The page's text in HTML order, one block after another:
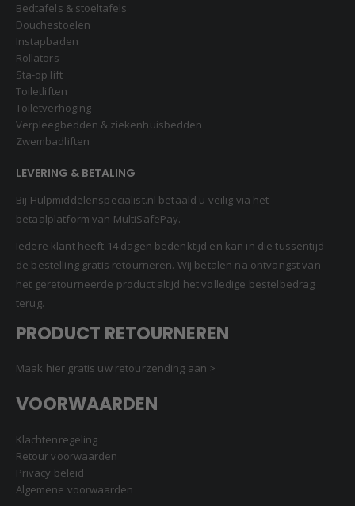
Bedtafels & stoeltafels
Douchestoelen
Instapbaden
Rollators
Sta-op lift
Toiletliften
Toiletverhoging
Verpleegbedden & ziekenhuisbedden
Zwembadliften
LEVERING & BETALING
Bij Hulpmiddelenspecialist.nl betaald u veilig via het
betaalplatform van MultiSafePay.
Iedere klant heeft 14 dagen bedenktijd en kan in die tussentijd
de bestelling gratis retourneren. Wij betalen na ontvangst van
het geretourneerde product altijd het volledige bestelbedrag
terug.
PRODUCT RETOURNEREN
Maak hier gratis uw retourzending aan >
VOORWAARDEN
Klachtenregeling
Retour voorwaarden
Privacy beleid
Algemene voorwaarden